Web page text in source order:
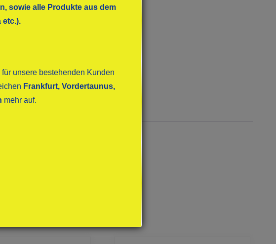
sowie alle Produkte aus dem
etc.).
unsere bestehenden Kunden
Frankfurt, Vordertaunus,
mehr auf.